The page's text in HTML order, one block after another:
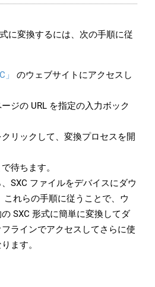
に変換するには、次の手順に従
のウェブサイトにアクセスし
ジの URL を指定の入力ボック
クリックして、変換プロセスを開
待ちます。
SXC ファイルをデバイスにダウ
これらの手順に従うことで、ウ
SXC 形式に簡単に変換してダ
ラインでアクセスしてさらに使
ます。